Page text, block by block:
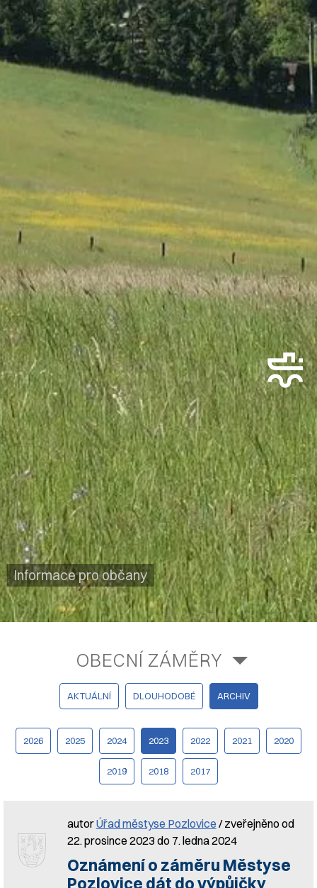
Informace pro občany
OBECNÍ ZÁMĚRY
AKTUÁLNÍ DLOUHODOBÉ ARCHIV
2026 2025 2024 2023 2022 2021 2020
2019 2018 2017
autorÚřad městyse Pozlovice / zveřejněno od
22. prosince 2023 do 7. ledna 2024
Oznámení o záměru Městyse
Pozlovice dát do výpůjčky